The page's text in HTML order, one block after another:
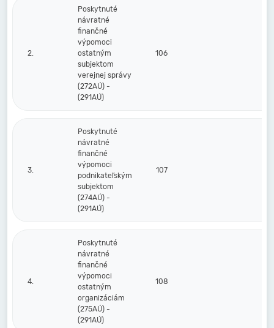
2.
Poskytnuté
návratné
finančné
výpomoci
ostatným
subjektom
verejnej správy
(272AÚ) -
(291AÚ)
106
3.
Poskytnuté
návratné
finančné
výpomoci
podnikateľským
subjektom
(274AÚ) -
(291AÚ)
107
4.
Poskytnuté
návratné
finančné
výpomoci
ostatným
organizáciám
(275AÚ) -
(291AÚ)
108